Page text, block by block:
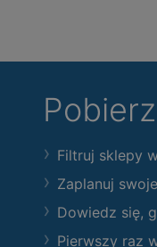
Filtruj sklepy
Zaplanuj
Dowiedz się,
Pierwszy raz